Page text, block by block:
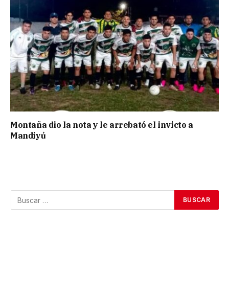
Montaña dio la nota y le arrebató el invicto a
Mandiyú